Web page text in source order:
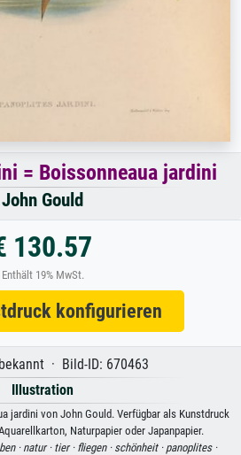
= Boissonneaua jardini
John Gould
130.57
Enthält 19% MwSt.
konfigurieren
· Bild-ID: 670463
Illustration
jardini von John Gould. Verfügbar als Kunstdruck
Naturpapier oder Japanpapier.
· natur · tier · fliegen · schönheit · panoplites ·